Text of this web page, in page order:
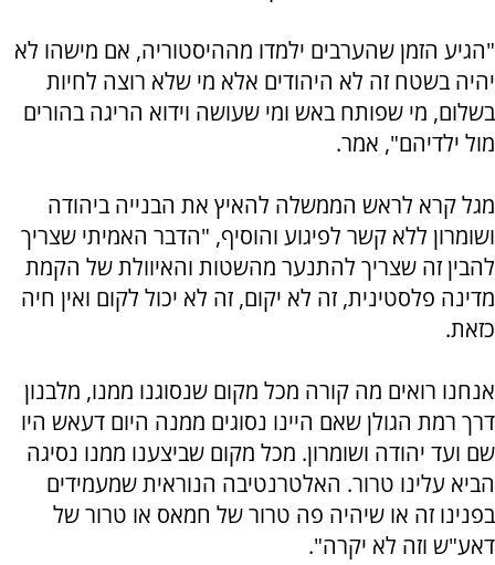
"הגיע הזמן שהערבים ילמדו מההיסטוריה, אם מישהו לא
יהיה בשטח זה לא היהודים אלא מי שלא רוצה לחיות
בשלום, מי שפותח באש ומי שעושה וידוא הריגה בהורים
מול ילדיהם", אמר.
מגל קרא לראש הממשלה להאיץ את הבנייה ביהודה
ושומרון ללא קשר לפיגוע והוסיף, "הדבר האמיתי שצריך
להבין זה שצריך להתנער מהשטות והאיוולת של הקמת
מדינה פלסטינית, זה לא יקום, זה לא יכול לקום ואין חיה
כזאת.
אנחנו רואים מה קורה מכל מקום שנסוגנו ממנו, מלבנון
דרך רמת הגולן שאם היינו נסוגים ממנה היום דעאש היו
שם ועד יהודה ושומרון. מכל מקום שביצענו ממנו נסיגה
הביא עלינו טרור. האלטרנטיבה הנוראית שמעמידים
בפנינו זה או שיהיה פה טרור של חמאס או טרור של
דאע"ש וזה לא יקרה".